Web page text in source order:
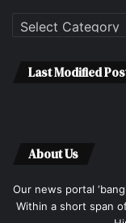
Categories
Last Modified
About Us
Our news portal
Within a short span